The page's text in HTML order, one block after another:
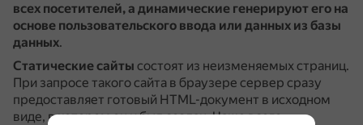
всех посетителей, а динамические генерируют его на
основе пользовательского ввода или данных из базы
данных.
Статические сайты состоят из неизменяемых страниц.
При запросе такого сайта в браузере сервер сразу
предоставляет готовый HTML-документ в исходном
виде, в котором он и был создан.Чаще всего